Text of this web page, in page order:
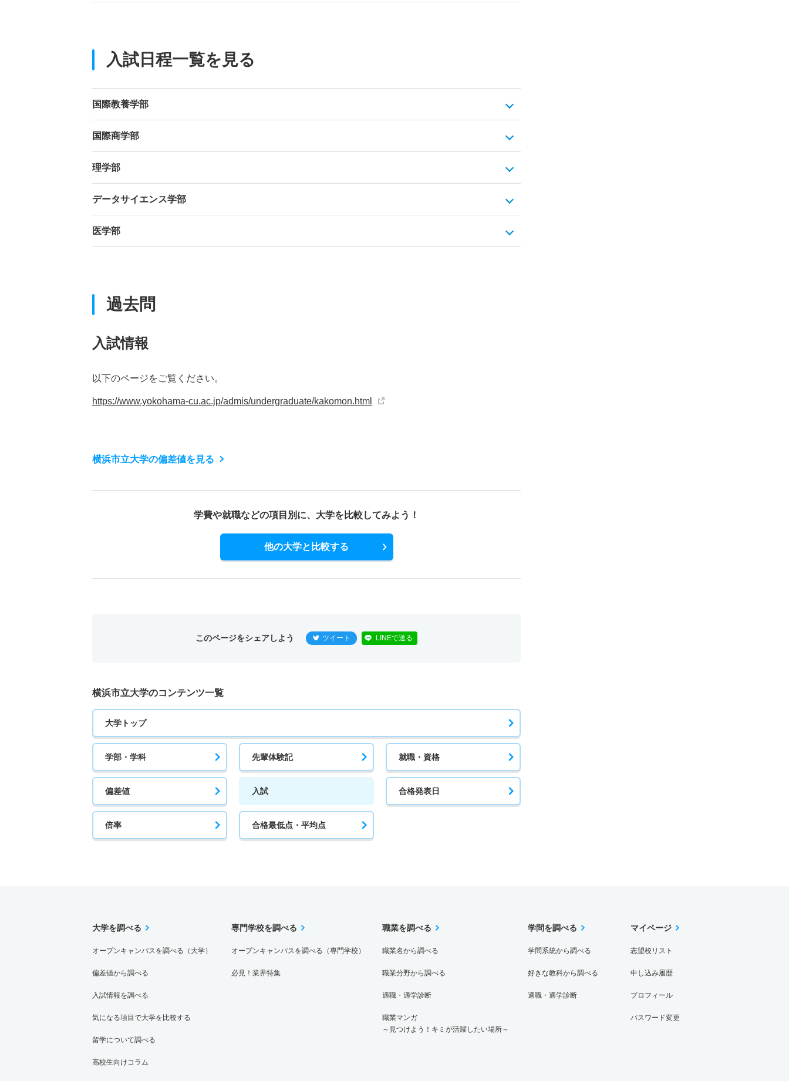
入試日程一覧を見る
国際教養学部
国際商学部
理学部
データサイエンス学部
医学部
過去問
入試情報
以下のページをご覧ください。
https://www.yokohama-cu.ac.jp/admis/undergraduate/kakomon.html
横浜市立大学の偏差値を見る
学費や就職などの項目別に、 大学を比較してみよう！
他の大学と比較する
このページをシェアしよう ツイート LINEで送る
横浜市立大学のコンテンツ一覧
大学トップ
学部・学科 先輩体験記 就職・資格
偏差値 入試 合格発表日
倍率 合格最低点・平均点
大学を調べる
オープンキャンパスを調べる（大学）
偏差値から調べる
入試情報を調べる
気になる項目で大学を比較する
留学について調べる
高校生向けコラム
専門学校を調べる
オープンキャンパスを調べる（専門学校）
必見！業界特集
職業を調べる
職業名から調べる
職業分野から調べる
適職・適学診断
職業マンガ
～見つけよう！キミが活躍したい場所～
学問を調べる
学問系統から調べる
好きな教科から調べる
適職・適学診断
マイページ
志望校リスト
申し込み履歴
プロフィール
パスワード変更